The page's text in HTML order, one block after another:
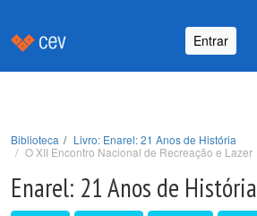
Entrar
Biblioteca
Livro: Enarel: 21 Anos de História
O XII Encontro Nacional de Recreação e Lazer
Enarel: 21 Anos de História